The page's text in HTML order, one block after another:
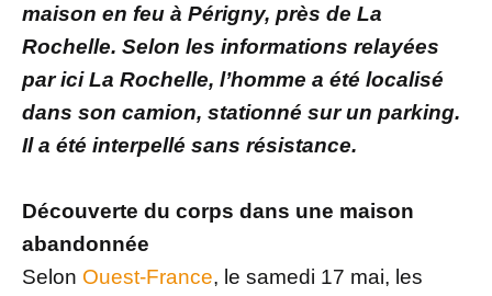
maison en feu à Périgny, près de La
Rochelle. Selon les informations relayées
par ici La Rochelle, l’homme a été localisé
dans son camion, stationné sur un parking.
Il a été interpellé sans résistance.
Découverte du corps dans une maison
abandonnée
Selon Ouest-France, le samedi 17 mai, les